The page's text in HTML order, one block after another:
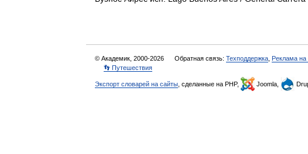
© Академик, 2000-2026 Обратная связь: Техподдержка Реклама на
👣 Путешествия
Экспорт словарей на сайты , сделанные на PHP, Joomla,